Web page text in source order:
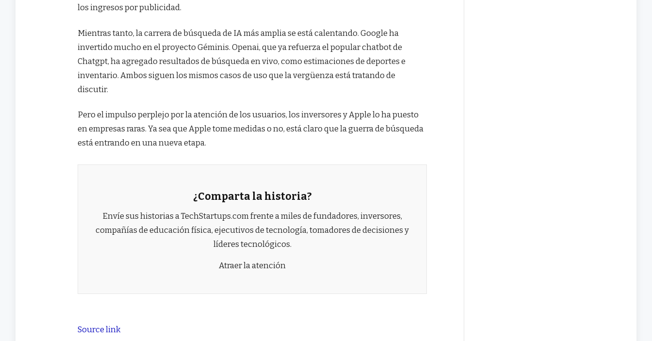
los ingresos por publicidad.
Mientras tanto, la carrera de búsqueda de IA más amplia se está calentando. Google ha
invertido mucho en el proyecto Géminis. Openai, que ya refuerza el popular chatbot de
Chatgpt, ha agregado resultados de búsqueda en vivo, como estimaciones de deportes e
inventario. Ambos siguen los mismos casos de uso que la vergüenza está tratando de
discutir.
Pero el impulso perplejo por la atención de los usuarios, los inversores y Apple lo ha puesto
en empresas raras. Ya sea que Apple tome medidas o no, está claro que la guerra de búsqueda
está entrando en una nueva etapa.
¿Comparta la historia?
Envíe sus historias a TechStartups.com frente a miles de fundadores, inversores,
compañías de educación física, ejecutivos de tecnología, tomadores de decisiones y
líderes tecnológicos.
Atraer la atención
Source link